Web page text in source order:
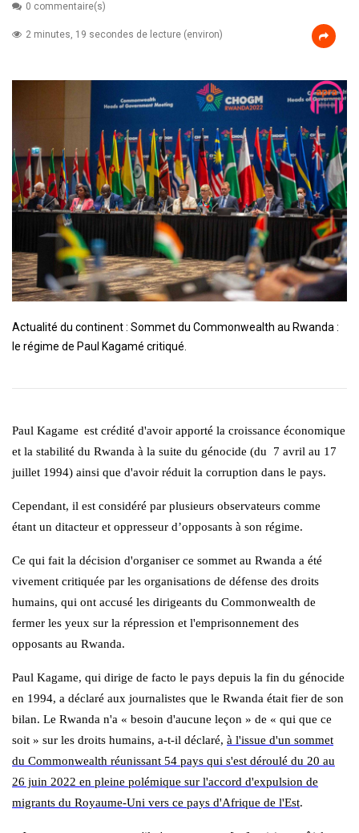
0 commentaire(s)
2 minutes, 19 secondes de lecture (environ)
Actualité du continent : Sommet du Commonwealth au Rwanda :
le régime de Paul Kagamé critiqué.
Paul Kagame est crédité d'avoir apporté la croissance économique
et la stabilité du Rwanda à la suite du génocide (du 7 avril au 17
juillet 1994) ainsi que d'avoir réduit la corruption dans le pays.
Cependant, il est considéré par plusieurs observateurs comme
étant un ditacteur et oppresseur d’opposants à son régime.
Ce qui fait la décision d'organiser ce sommet au Rwanda a été
vivement critiquée par les organisations de défense des droits
humains, qui ont accusé les dirigeants du Commonwealth de
fermer les yeux sur la répression et l'emprisonnement des
opposants au Rwanda.
Paul Kagame, qui dirige de facto le pays depuis la fin du génocide
en 1994, a déclaré aux journalistes que le Rwanda était fier de son
bilan. Le Rwanda n'a « besoin d'aucune leçon » de « qui que ce
soit » sur les droits humains, a-t-il déclaré, à l'issue d'un sommet
du Commonwealth réunissant 54 pays qui s'est déroulé du 20 au
26 juin 2022 en pleine polémique sur l'accord d'expulsion de
migrants du Royaume-Uni vers ce pays d'Afrique de l'Est.